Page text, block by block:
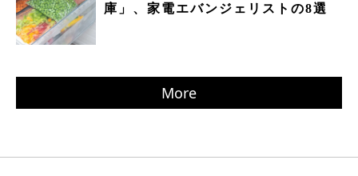
庫」、家電エバンジェリストの8選
More